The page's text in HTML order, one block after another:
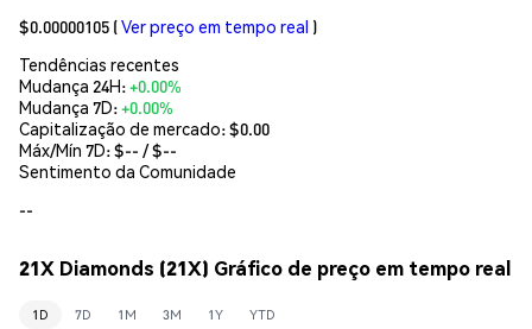
$0.00000105 (Ver preço em tempo real )
Tendências recentes
Mudança 24H:+0.00%
Mudança 7D:+0.00%
Capitalização de mercado:$0.00
Máx/Mín 7D: $-- / $--
Sentimento da Comunidade
--
21X Diamonds (21X) Gráfico de preço em tempo real
1D 7D 1M 3M 1Y YTD